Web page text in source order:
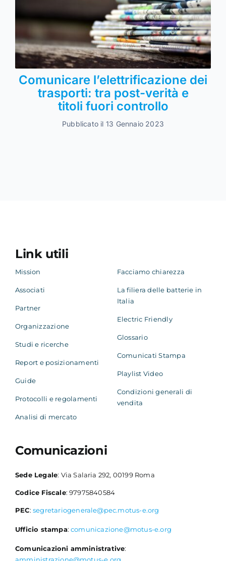
Comunicare l’elettrificazione dei
trasporti: tra post-verità e
titoli fuori controllo
Pubblicato il 13 Gennaio 2023
Link utili
Mission
Associati
Partner
Organizzazione
Studi e ricerche
Report e posizionamenti
Guide
Protocolli e regolamenti
Analisi di mercato
Facciamo chiarezza
La filiera delle batterie in
Italia
Electric Friendly
Glossario
Comunicati Stampa
Playlist Video
Condizioni generali di
vendita
Comunicazioni
Sede Legale: Via Salaria 292, 00199 Roma
Codice Fiscale: 97975840584
PEC: segretariogenerale@pec.motus-e.org
Ufficio stampa:comunicazione@motus-e.org
Comunicazioni amministrative: